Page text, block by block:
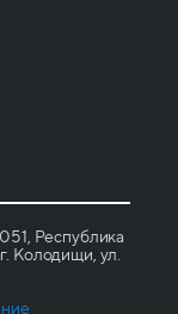
Республика
Колодищи, ул.